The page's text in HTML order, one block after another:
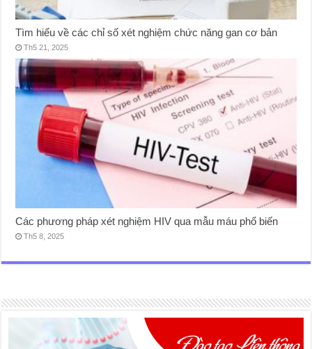
Tìm hiểu về các chỉ số xét nghiệm chức năng gan cơ bản
Th5 21, 2025
Các phương pháp xét nghiệm HIV qua mẫu máu phổ biến
Th5 8, 2025